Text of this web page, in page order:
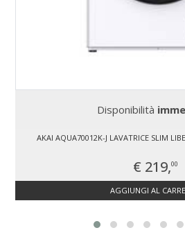
Disponibilità
AKAI AQUA70012K-J LAVATRICE SLIM
€ 219,00
AGGIUNGI AL